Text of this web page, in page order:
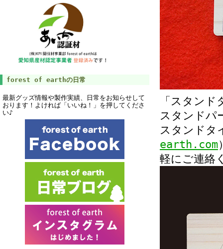
forest of earthの日常
最新グッズ情報や製作実績、日常をお知らせして
おります！よければ「いいね！」を押してくださ
い♪
「スタン
スタンドパ
スタンドタ
earth.com
軽にご連絡